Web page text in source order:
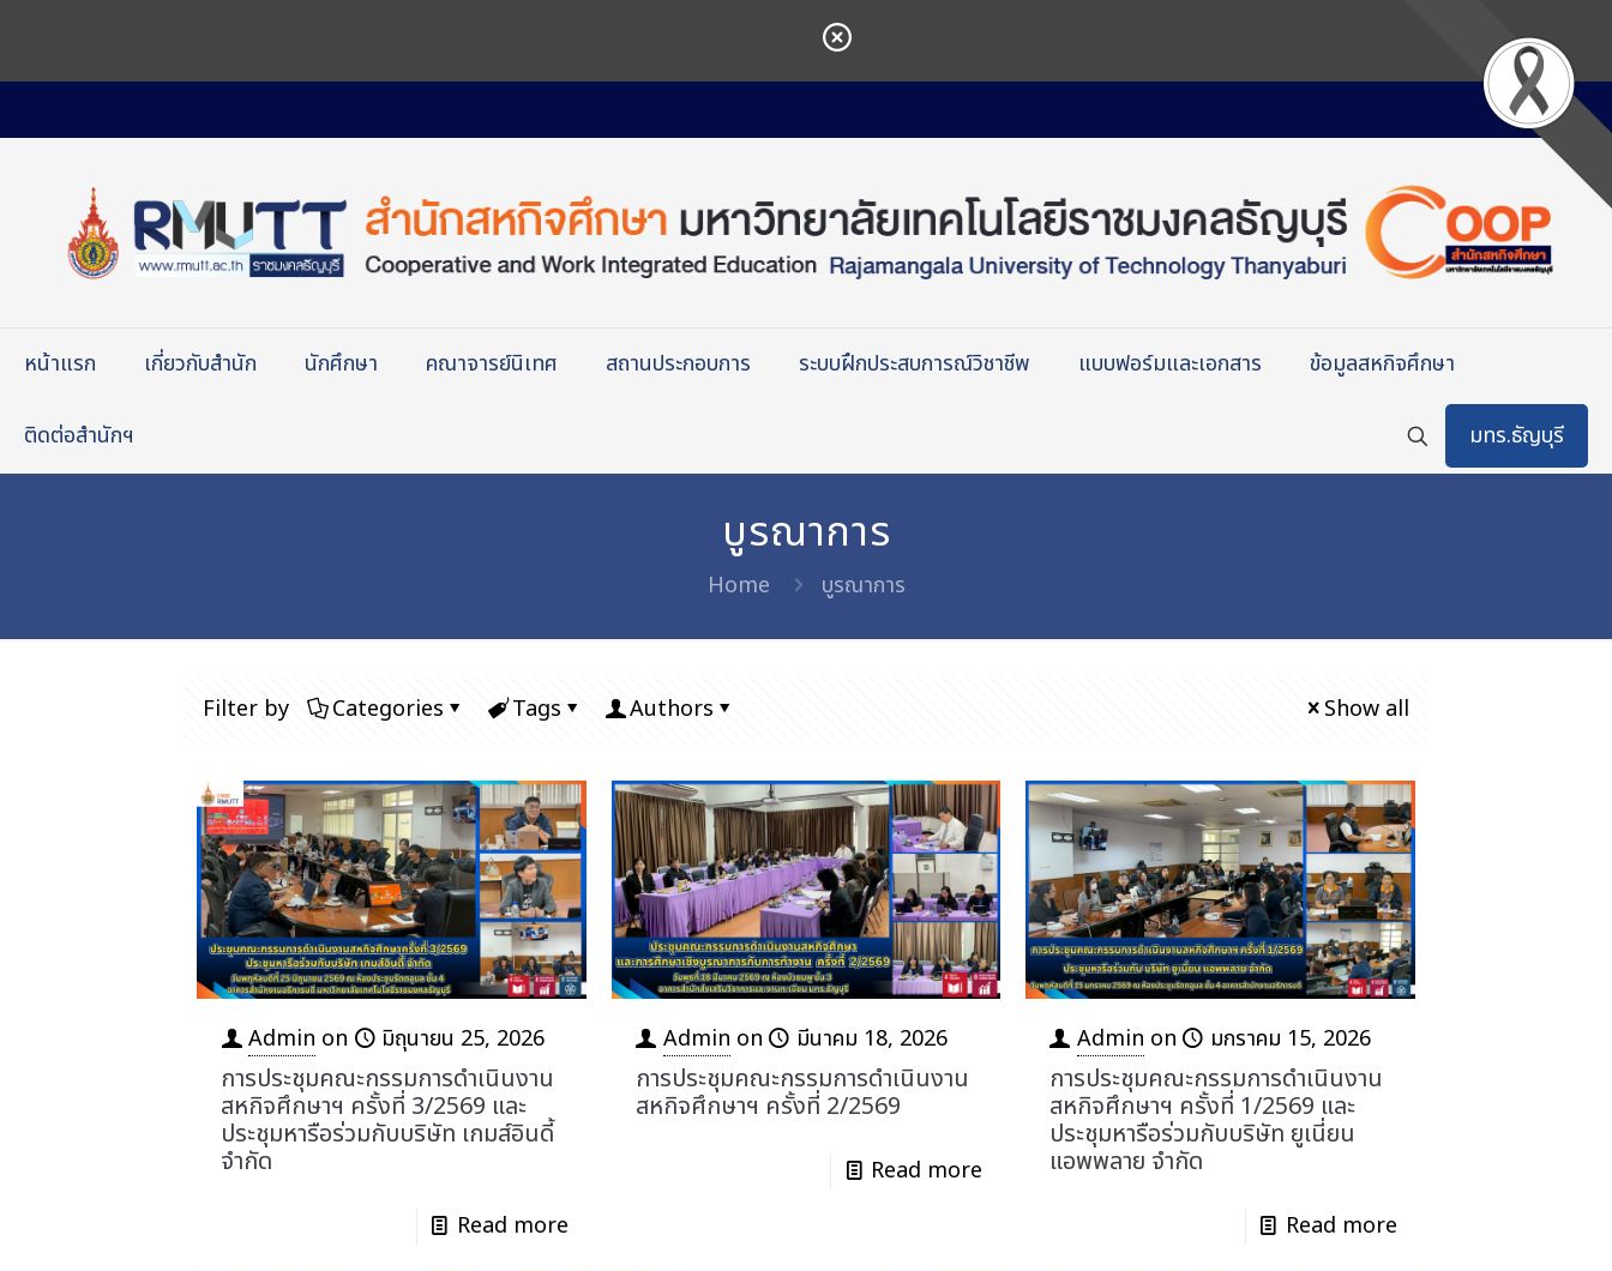
หน้าแรก เกี่ยวกับสำนัก นักศึกษา คณาจารย์นิเทศ สถานประกอบการ ระบบฝึกประสบการณ์วิชาชีพ แบบฟอร์มและเอกสาร ข้อมูลสหกิจศึกษา
ติดต่อสำนักฯ มทร.ธัญบุรี
บูรณาการ
Home บูรณาการ
Filter by Categories Tags Authors Show all
Admin on มิถุนายน 25, 2026
การประชุมคณะกรรมการดำเนินงาน
สหกิจศึกษาฯ ครั้งที่ 3/2569 และ
ประชุมหารือร่วมกับบริษัท เกมส์อินดี้
จำกัด
Read more
Admin on มีนาคม 18, 2026
การประชุมคณะกรรมการดำเนินงาน
สหกิจศึกษาฯ ครั้งที่ 2/2569
Read more
Admin on มกราคม 15, 2026
การประชุมคณะกรรมการดำเนินงาน
สหกิจศึกษาฯ ครั้งที่ 1/2569 และ
ประชุมหารือร่วมกับบริษัท ยูเนี่ยน
แอพพลาย จำกัด
Read more